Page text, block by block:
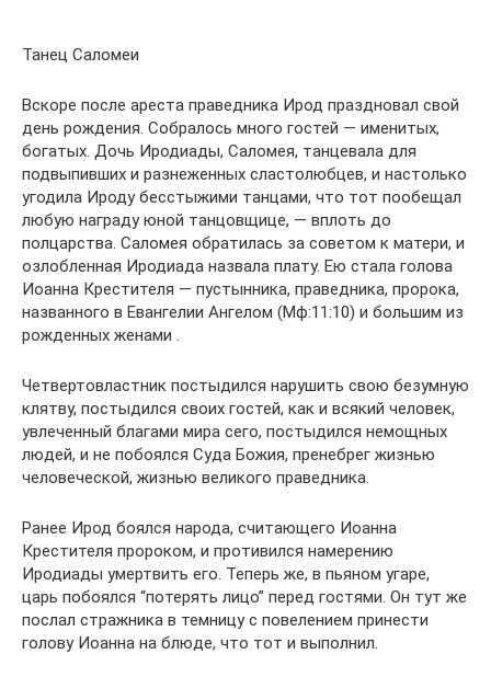
Танец Саломеи
Вскоре после ареста праведника Ирод праздновал свой
день рождения. Собралось много гостей — именитых,
богатых. Дочь Иродиады, Саломея, танцевала для
подвыпивших и разнеженных сластолюбцев, и настолько
угодила Ироду бесстыжими танцами, что тот пообещал
любую награду юной танцовщице, — вплоть до
полцарства. Саломея обратилась за советом к матери, и
озлобленная Иродиада назвала плату. Ею стала голова
Иоанна Крестителя — пустынника, праведника, пророка,
названного в Евангелии Ангелом (Мф:11:10) и большим из
рожденных женами .
Четвертовластник постыдился нарушить свою безумную
клятву, постыдился своих гостей, как и всякий человек,
увлеченный благами мира сего, постыдился немощных
людей, и не побоялся Суда Божия, пренебрег жизнью
человеческой, жизнью великого праведника.
Ранее Ирод боялся народа, считающего Иоанна
Крестителя пророком, и противился намерению
Иродиады умертвить его. Теперь же, в пьяном угаре,
царь побоялся “потерять лицо” перед гостями. Он тут же
послал стражника в темницу с повелением принести
голову Иоанна на блюде, что тот и выполнил.